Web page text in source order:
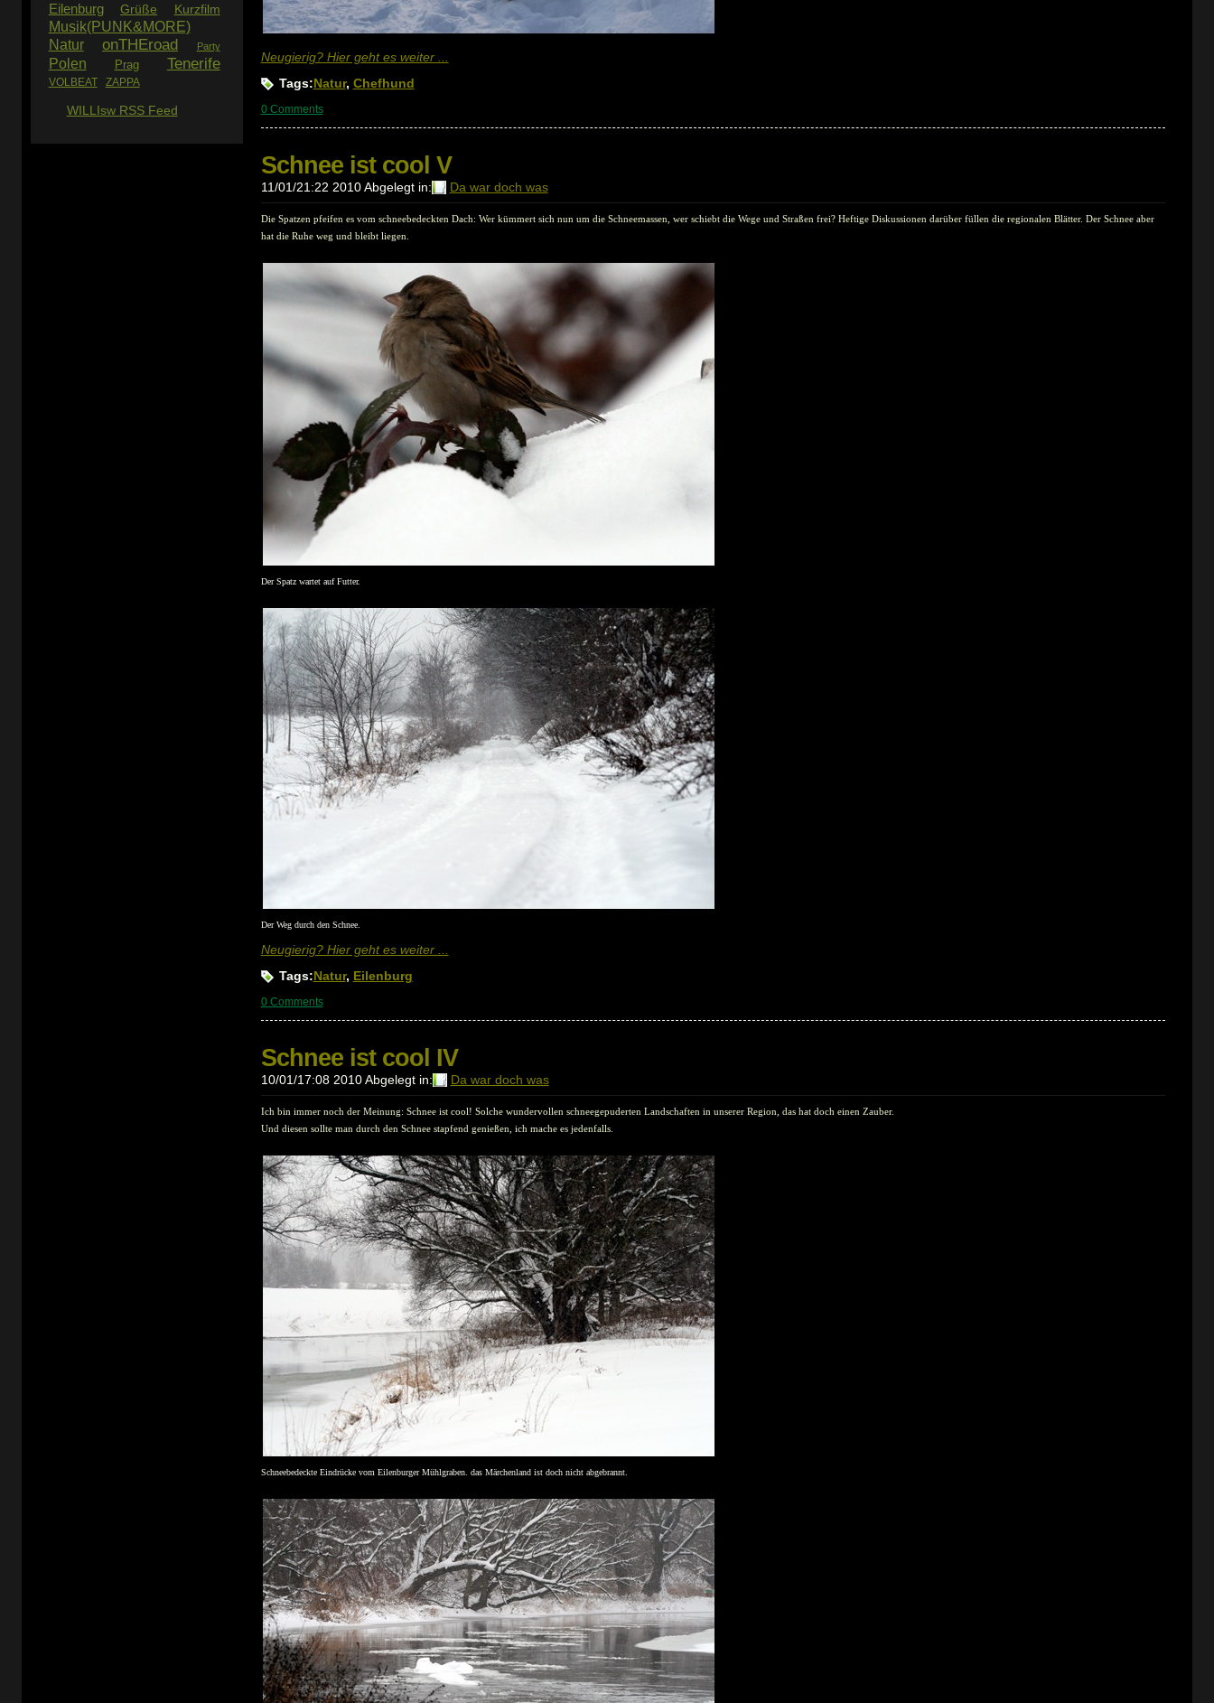
Eilenburg Grüße Kurzfilm
Musik(PUNK&MORE)
Natur onTHEroad Party
Polen Prag Tenerife
VOLBEAT ZAPPA
WILLIsw RSS Feed
Neugierig? Hier geht es weiter ...
Tags: Natur, Chefhund
0 Comments
Schnee ist cool V
11/01/21:22 2010 Abgelegt in: Da war doch was
Die Spatzen pfeifen es vom schneebedeckten Dach: Wer kümmert sich nun um die Schneemassen, wer schiebt die Wege und Straßen frei? Heftige Diskussionen darüber füllen die regionalen Blätter. Der Schnee aber
hat die Ruhe weg und bleibt liegen.
Der Spatz wartet auf Futter.
Der Weg durch den Schnee.
Neugierig? Hier geht es weiter ...
Tags: Natur, Eilenburg
0 Comments
Schnee ist cool IV
10/01/17:08 2010 Abgelegt in: Da war doch was
Ich bin immer noch der Meinung: Schnee ist cool! Solche wundervollen schneegepuderten Landschaften in unserer Region, das hat doch einen Zauber.
Und diesen sollte man durch den Schnee stapfend genießen, ich mache es jedenfalls.
Schneebedeckte Eindrücke vom Eilenburger Mühlgraben. das Märchenland ist doch nicht abgebrannt.